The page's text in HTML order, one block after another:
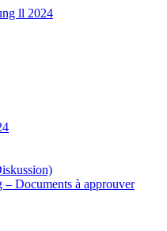
ll 2024
Documents à approuver